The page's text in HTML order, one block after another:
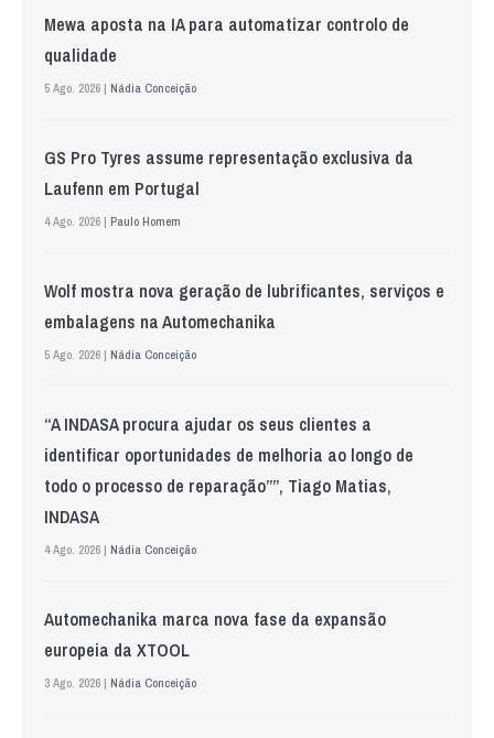
Mewa aposta na IA para automatizar controlo de
qualidade
5 Ago. 2026 | Nádia Conceição
GS Pro Tyres assume representação exclusiva da
Laufenn em Portugal
4 Ago. 2026 | Paulo Homem
Wolf mostra nova geração de lubrificantes, serviços e
embalagens na Automechanika
5 Ago. 2026 | Nádia Conceição
“A INDASA procura ajudar os seus clientes a
identificar oportunidades de melhoria ao longo de
todo o processo de reparação””, Tiago Matias,
INDASA
4 Ago. 2026 | Nádia Conceição
Automechanika marca nova fase da expansão
europeia da XTOOL
3 Ago. 2026 | Nádia Conceição